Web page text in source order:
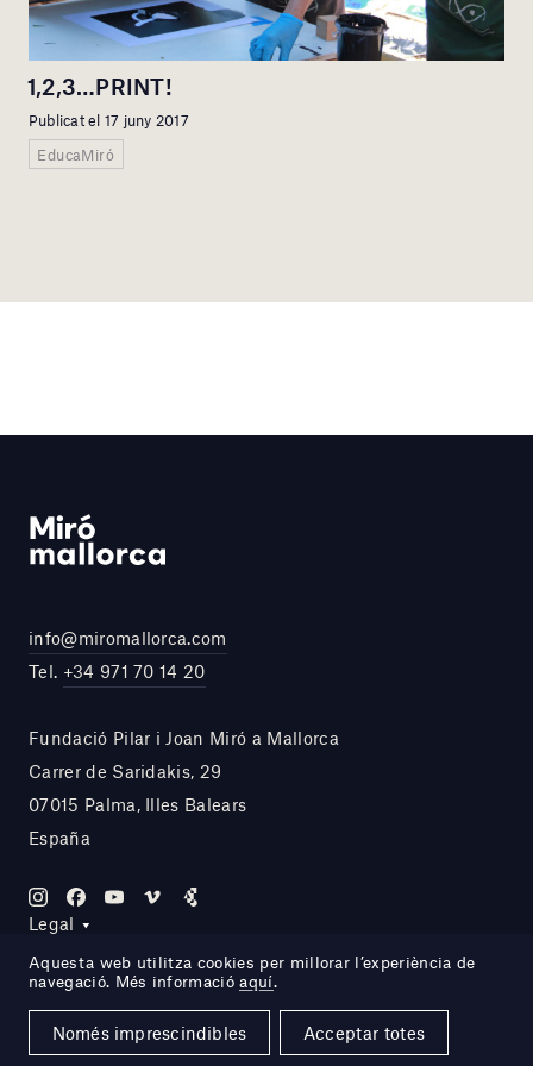
1,2,3…PRINT!
Publicat el 17 juny 2017
EducaMiró
info@miromallorca.com
Tel. +34 971 70 14 20
Fundació Pilar i Joan Miró a Mallorca
Carrer de Saridakis, 29
07015 Palma, Illes Balears
España
Legal
Site by DOMO—A
Aquesta web utilitza cookies per millorar l’experiència de
navegació. Més informacióaquí.
Només imprescindibles Acceptar totes